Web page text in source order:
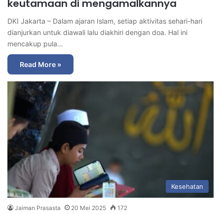
keutamaan di mengamalkannya
DKI Jakarta – Dalam ajaran Islam, setiap aktivitas sehari-hari
dianjurkan untuk diawali lalu diakhiri dengan doa. Hal ini
mencakup pula…
Read More »
Kesehatan
Jaiman Prasasta 20 Mei 2025 172